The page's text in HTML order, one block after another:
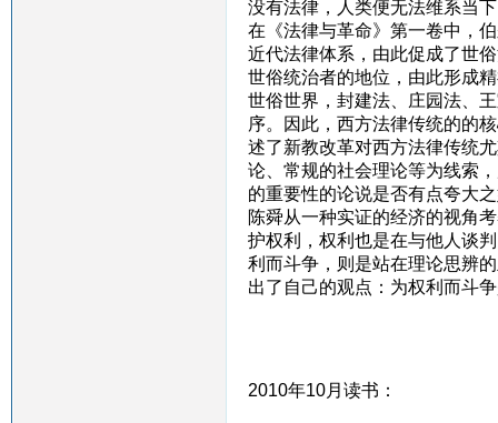
没有法律，人类便无法维系当
在《法律与革命》第一卷中，
近代法律体系，由此促成了世
世俗统治者的地位，由此形成
世俗世界，封建法、庄园法、
序。因此，西方法律传统的的
述了新教改革对西方法律传统
论、常规的社会理论等为线索
的重要性的论说是否有点夸大
陈舜从一种实证的经济的视角
护权利，权利也是在与他人谈
利而斗争，则是站在理论思辨
出了自己的观点：为权利而斗
2010年10月读书：